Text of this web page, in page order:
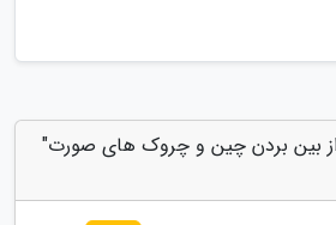
از بین بردن چین و چروک های صورت"